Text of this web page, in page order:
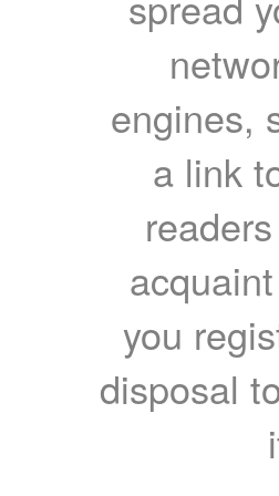
engines,
a link
you
disposal